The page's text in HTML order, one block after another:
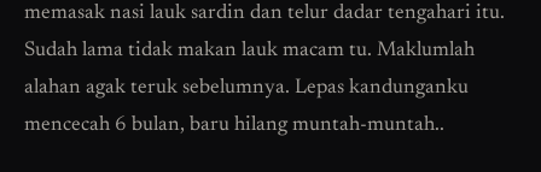
memasak nasi lauk sardin dan telur dadar tengahari itu.
Sudah lama tidak makan lauk macam tu. Maklumlah
alahan agak teruk sebelumnya. Lepas kandunganku
mencecah 6 bulan, baru hilang muntah-muntah..